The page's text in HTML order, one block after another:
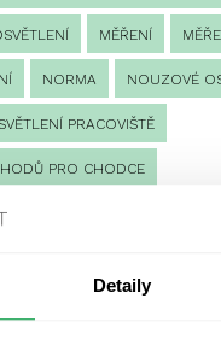
Detaily
MĚŘENÍ
NORMA NOUZOVÉ
PRACOVIŠTĚ
PRO CHODCE